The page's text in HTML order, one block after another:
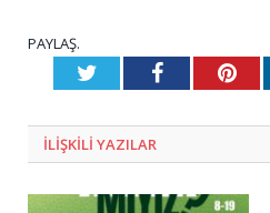
PAYLAŞ.
TwitterFacebook
ILIŞKILI YAZILAR